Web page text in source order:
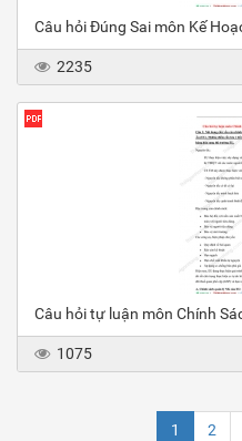
Câu hỏi Đúng Sai môn Kế
2235
Câu hỏi tự luận môn Chính
1075
1 2